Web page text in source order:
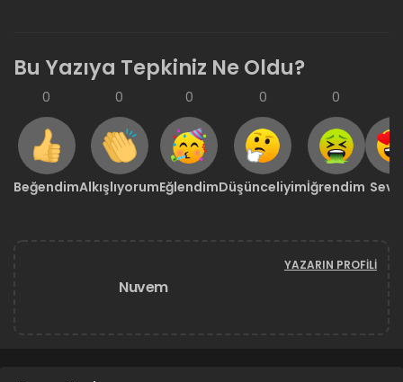
Bu Yazıya Tepkiniz Ne Oldu?
0
Beğendim
0
Alkışlıyorum
0
Eğlendim
0
Düşünceliyim
0
İğrendim
Nuvem
YAZARIN PROFILI